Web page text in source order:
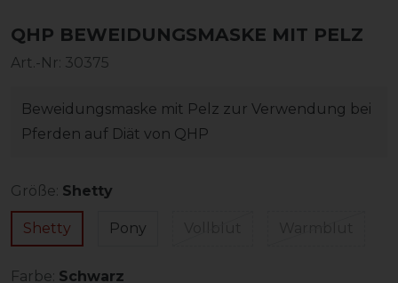
QHP BEWEIDUNGSMASKE MIT PELZ
Art.-Nr: 30375
Beweidungsmaske mit Pelz zur Verwendung bei
Pferden auf Diät von QHP
Größe: Shetty
Shetty Pony
Farbe: Schwarz